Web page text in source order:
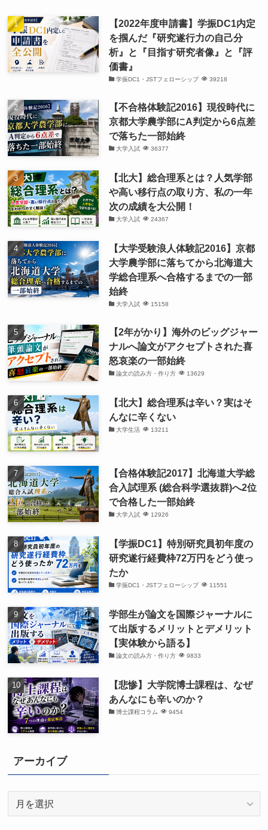
【2022年度申請書】学振DC1内定
を掴んだ『研究遂行力の自己分
析』と『目指す研究者像』と『評
価書』
学振DC1・JSTフェローシップ 39218
【不合格体験記2016】現役時代に
京都大学農学部にA判定から6点差
で落ちた一部始終
大学入試 36377
【北大】総合理系とは？人気学部
や高い移行点の取り方、私の一年
次の成績を大公開！
大学入試 24367
【大学受験浪人体験記2016】京都
大学農学部に落ちてから北海道大
学総合理系へ合格するまでの一部
始終
大学入試 15158
【2年がかり】海外のビッグジャー
ナルへ論文がアクセプトされた喜
怒哀楽の一部始終
論文の読み方・作り方 13629
【北大】総合理系は辛い？実はそ
んなに辛くない
大学生活 13211
【合格体験記2017】北海道大学総
合入試理系 (総合科学選抜群)へ2位
で合格した一部始終
大学入試 12926
【学振DC1】特別研究員初年度の
研究遂行経費枠72万円をどう使っ
たか
学振DC1・JSTフェローシップ 11551
学部生が論文を国際ジャーナルに
て出版するメリットとデメリット
【実体験から語る】
論文の読み方・作り方 9833
【悲惨】大学院博士課程は、なぜ
あんなにも辛いのか？
博士課程コラム 9454
アーカイブ